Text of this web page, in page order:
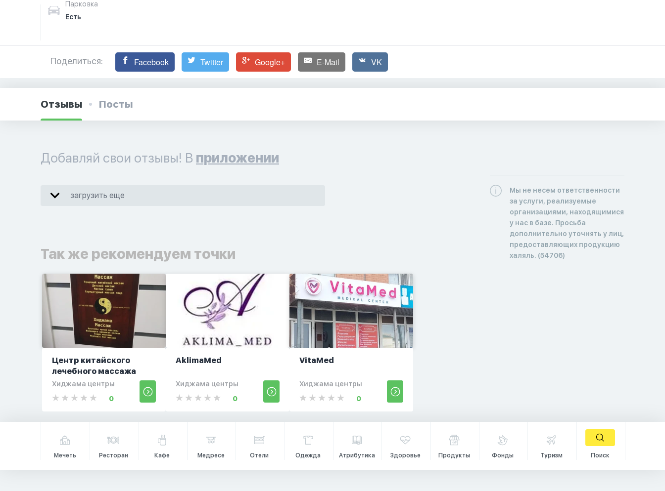
Парковка
Есть
Поделиться: Facebook Twitter Google+ E-Mail VK
Отзывы Посты
Добавляй свои отзывы! В приложении
загрузить еще
Так же рекомендуем точки
Центр китайского
лечебного массажа
Хиджама центры
0
AklimaMed
Хиджама центры
0
VitaMed
Хиджама центры
0
Мы не несем ответственности
за услуги, реализуемые
организациями, находящимися
у нас в базе. Просьба
дополнительно уточнять у лиц,
предоставляющих продукцию
халяль. (54706)
Мечеть Ресторан Кафе Медресе Отели Одежда Атрибутика Здоровье Продукты Фонды Туризм Поиск